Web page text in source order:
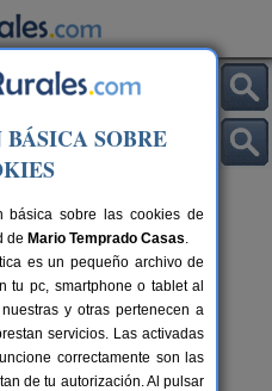
Cabaneta Sa
SOBRE
básica sobre las cookies de
de Mario Temprado Casas.
es un pequeño archivo de
tu pc, smartphone o tablet al
y otras pertenecen a
servicios. Las activadas
correctamente son las
de tu autorización. Al pulsar